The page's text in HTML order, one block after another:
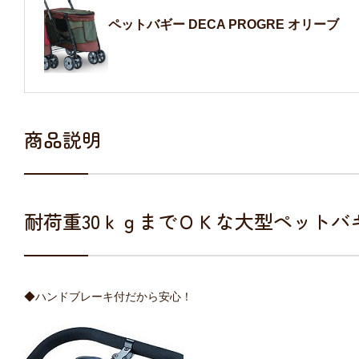
ペットバギー DECA PROGRE オリーブ
商品説明
耐荷重30ｋｇまでＯＫな大型ペットバ
◆ハンドブレーキ付だから安心！